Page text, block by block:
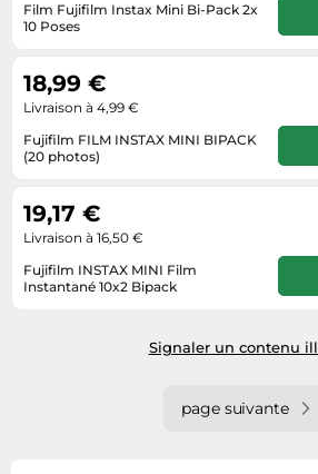
Électroménager
Film Fujifilm Instax Mini Bi-Pack 2x
10 Poses
Fujifilm FILM INSTAX MINI BIPACK
(20 photos)
18,99 €
Livraison à 4,99 €
Fujifilm INSTAX MINI Film
Instantané 10x2 Bipack
19,17 €
Livraison à 16,50 €
page suivante
Signaler un contenu